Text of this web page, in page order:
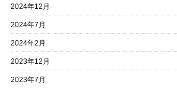
2024年12月
2024年7月
2024年2月
2023年12月
2023年7月